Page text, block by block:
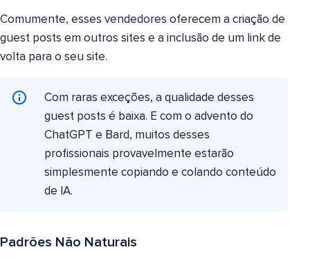
Comumente, esses vendedores oferecem a criação de
guest posts em outros sites e a inclusão de um link de
volta para o seu site.
Com raras exceções, a qualidade desses
guest posts é baixa. E com o advento do
ChatGPT e Bard, muitos desses
profissionais provavelmente estarão
simplesmente copiando e colando conteúdo
de IA.
Padrões Não Naturais